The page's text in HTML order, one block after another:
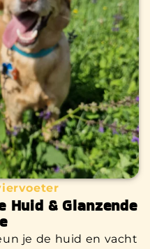
Huid & Glanzende
je de huid en vacht